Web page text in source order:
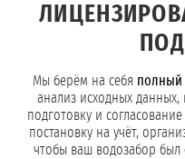
Мы берём на себя полный
анализ исходных
подготовку и
постановку на учёт,
чтобы ваш водозабор был